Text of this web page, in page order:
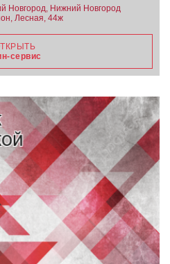
Новгород, Нижний Новгород
Лесная, 44ж
сервис